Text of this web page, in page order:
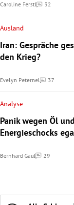
Caroline Ferstl 32
Kommentare
Ausland
Iran: Gespräche
den Krieg?
Evelyn Peternel 37
Kommentare
Analyse
Panik wegen Öl
Energieschocks
Bernhard Gaul 29
Kommentare